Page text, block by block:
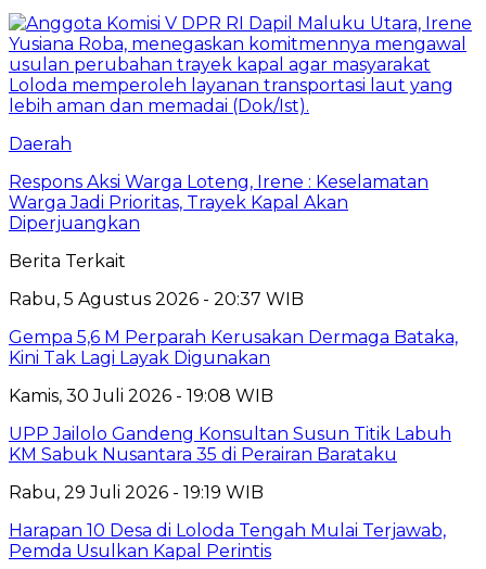
Daerah
Respons Aksi Warga Loteng, Irene : Keselamatan
Warga Jadi Prioritas, Trayek Kapal Akan
Diperjuangkan
Berita Terkait
Rabu, 5 Agustus 2026 - 20:37 WIB
Gempa 5,6 M Perparah Kerusakan Dermaga Bataka,
Kini Tak Lagi Layak Digunakan
Kamis, 30 Juli 2026 - 19:08 WIB
UPP Jailolo Gandeng Konsultan Susun Titik Labuh
KM Sabuk Nusantara 35 di Perairan Barataku
Rabu, 29 Juli 2026 - 19:19 WIB
Harapan 10 Desa di Loloda Tengah Mulai Terjawab,
Pemda Usulkan Kapal Perintis